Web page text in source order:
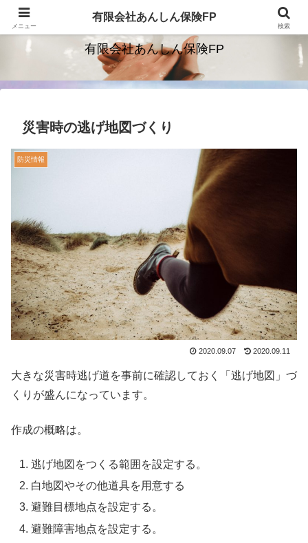
保険を通じて安心をお届けします。
有限会社あんしん保険FP
災害時の逃げ地図づくり
防災情報
2020.09.07 2020.09.11
大きな災害時逃げ道を事前に確認しておく「逃げ地図」づ
くりが盛んになっています。
作成の概略は。
逃げ地図をつくる範囲を設定する。
白地図やその他道具を用意する
避難目標地点を設定する。
避難障害地点を設定する。
メニュー
有限会社あんしん保険FP
検索